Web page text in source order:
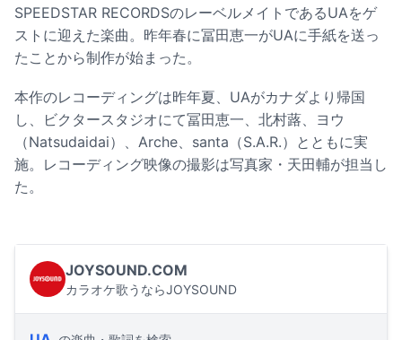
SPEEDSTAR RECORDSのレーベルメイトであるUAをゲ
ストに迎えた楽曲。昨年春に冨田恵一がUAに手紙を送っ
たことから制作が始まった。
本作のレコーディングは昨年夏、UAがカナダより帰国
し、ビクタースタジオにて冨田恵一、北村蕗、ヨウ
（Natsudaidai）、Arche、santa（S.A.R.）とともに実
施。レコーディング映像の撮影は写真家・天田輔が担当し
た。
JOYSOUND.COM
カラオケ歌うならJOYSOUND